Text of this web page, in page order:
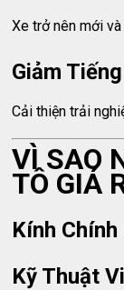
Xe trở nên mới
Giảm
Cải thiện trải
VÌ SAO
TÔ GIÁ
Kính
Kỹ Thuật